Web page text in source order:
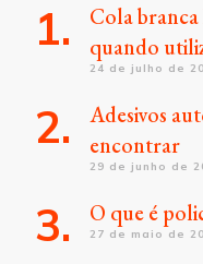
Cola branca
quando
24 de julho de
Adesivos
encontrar
29 de junho de
O que é
27 de maio de